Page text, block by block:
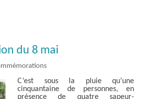
du 8 mai
C’est sous la pluie qu’une
cinquantaine de personnes, en
présence de quatre sapeur-